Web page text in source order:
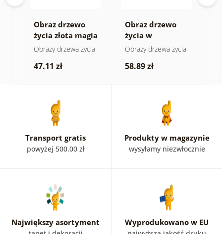
Obraz drzewo
życia złota magia
Obrazy drzewa życia
47.11 zł
Obraz drzewo
życia w
kolorowym
Obrazy drzewa życia
58.89 zł
Transport gratis
powyżej 500.00 zł
Produkty w magazynie
wysyłamy niezwłocznie
Największy asortyment Wyprodukowano w EU